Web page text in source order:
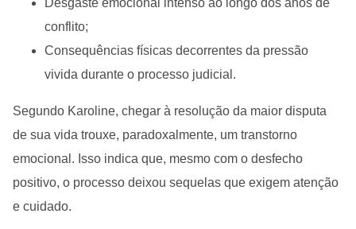
conflito;
Consequências físicas decorrentes da pressão
vivida durante o processo judicial.
Segundo Karoline, chegar à resolução da maior disputa
de sua vida trouxe, paradoxalmente, um transtorno
emocional. Isso indica que, mesmo com o desfecho
positivo, o processo deixou sequelas que exigem atenção
e cuidado.